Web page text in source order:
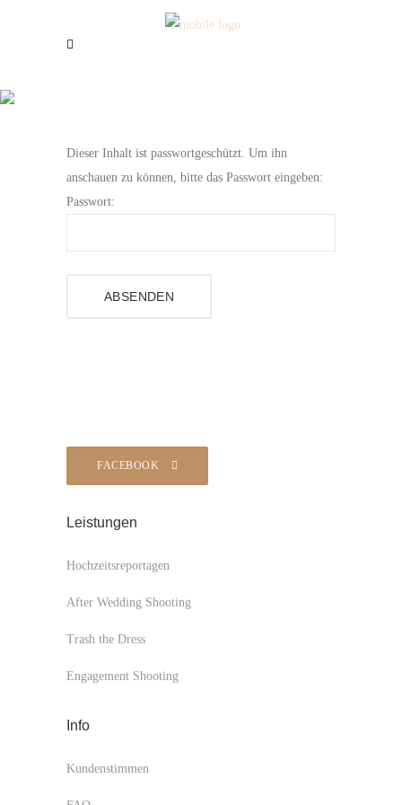
Dieser Inhalt ist passwortgeschützt. Um ihn
anschauen zu können, bitte das Passwort eingeben:
Passwort:
FACEBOOK
Leistungen
Hochzeitsreportagen
After Wedding Shooting
Trash the Dress
Engagement Shooting
Info
Kundenstimmen